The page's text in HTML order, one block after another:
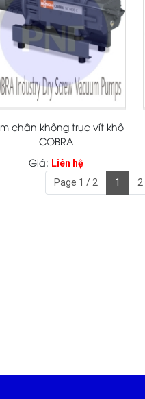
chân không trục vít khô
COBRA
Giá: Liên hệ
Page 1 / 2 1 2